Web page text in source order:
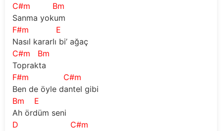
C#m
Bm
Sanma yokum
F#m
E
Nasıl kararlı bi’ ağaç
C#m
Bm
Toprakta
F#m
C#m
Ben de öyle dantel gibi
Bm
E
Ah ördüm seni
D
C#m